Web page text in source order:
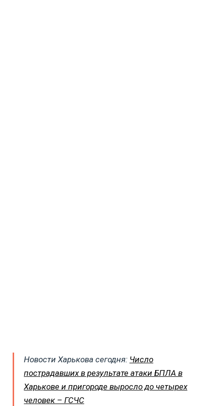
Новости Харькова сегодня: Число
пострадавших в результате атаки БПЛА в
Харькове и пригороде выросло до четырех
человек – ГСЧС